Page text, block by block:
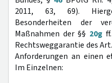
2011, 63, 69).
Besonderheiten der
Maßnahmen der §§ 20g
Rechtsweggarantie des Art.
Anforderungen an einen
Im Einzelnen: